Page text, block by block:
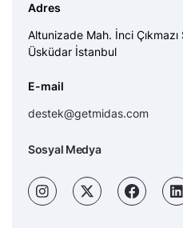
Adres
Altunizade Mah. İnci
Üsküdar İstanbul
E-mail
destek@getmidas.com
Sosyal Medya